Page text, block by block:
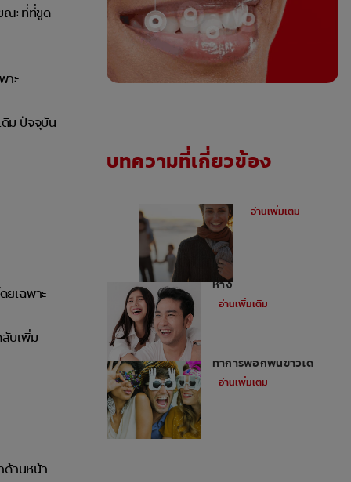
ณะที่ที่ขูด
าะ
ม ปัจจุบัน
ยเฉพาะ
ลับเพิ่ม
ด้านหน้า
บทความที่เกี่ยวข้อง
อ่านเพิ่มเติม
อุดฟันหน้าสำหรับฟันหน้า
ห่าง
อ่านเพิ่มเติม
ทำการฟอกฟันขาวได้
อ่านเพิ่มเติม